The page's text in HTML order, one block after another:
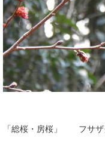
「総桜・房桜」 フサ